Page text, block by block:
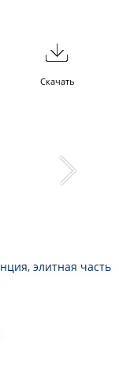
Скачать
элитная часть